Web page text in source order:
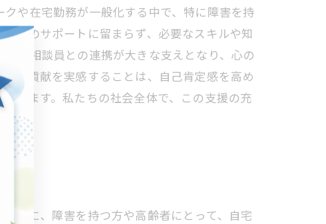
や在宅勤務が一般化する中で、特に障害を持
しのサポートに留まらず、必要なスキルや知
の相談員との連携が大きな支えとなり、心の
の貢献を実感することは、自己肯定感を高め
います。私たちの社会全体で、この支援の充
特に、障害を持つ方や高齢者にとって、自宅